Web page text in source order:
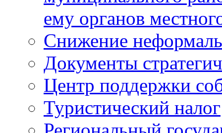
ему органов
Снижение
Документы
Центр поддержки
Туристический налог